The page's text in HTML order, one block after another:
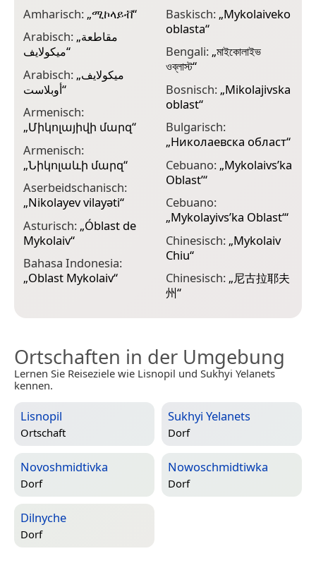
Amharisch: „ሚኮላይቭ“
Arabisch: „مقاطعة
ميكولايف“
Arabisch: „ميكولايف
أوبلاست“
Armenisch:
„Միկոլայիվի մարզ“
Armenisch:
„Նիկոլաևի մարզ“
Aserbeidschanisch:
„Nikolayev vilayəti“
Asturisch: „Óblast de
Mykolaiv“
Bahasa Indonesia:
„Oblast Mykolaiv“
Baskisch: „Mykolaiveko
oblasta“
Bengali: „মাইকোলাইভ
ওব্লাস্ট“
Bosnisch: „Mikolajivska
oblast“
Bulgarisch:
„Николаевска област“
Cebuano: „Mykolaivs’ka
Oblast’“
Cebuano:
„Mykolayivs’ka Oblast‘“
Chinesisch: „Mykolaiv
Chiu“
Chinesisch: „尼古拉耶夫
州“
Ortschaften in der Umgebung
Lernen Sie Reiseziele wie Lisnopil und Sukhyi Yelanets
kennen.
Lisnopil
Ortschaft
Sukhyi Yelanets
Dorf
Novoshmidtivka
Dorf
Nowoschmidtiwka
Dorf
Dilnyche
Dorf